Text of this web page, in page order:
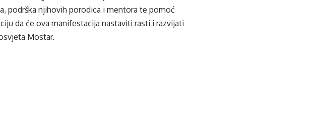
podrška njihovih porodica i mentora te pomoć
da će ova manifestacija nastaviti rasti i razvijati
Mostar.